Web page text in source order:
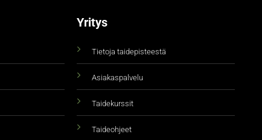
Yritys
Tietoja taidepisteestä
Asiakaspalvelu
Taidekurssit
Taideohjeet